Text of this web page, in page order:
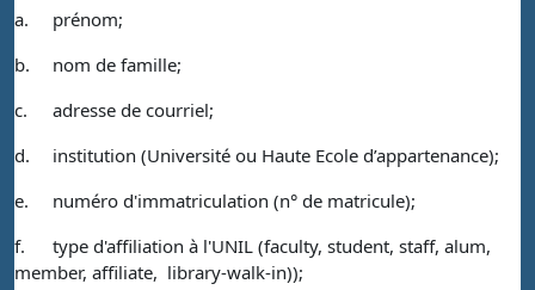
a.
prénom;
b.
nom de famille;
c.
adresse de courriel;
d.
institution (Université ou Haute Ecole d’appartenance);
e.
numéro d'immatriculation (n° de matricule);
f.
type d'affiliation à l'UNIL (faculty, student, staff, alum,
member, affiliate, library-walk-in));